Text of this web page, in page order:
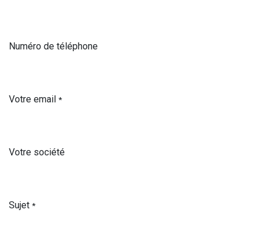
Numéro de téléphone
Votre email *
Votre société
Sujet *